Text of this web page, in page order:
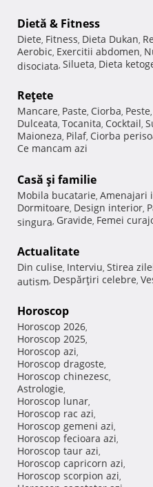
Dietă & Fitness
Diete, Fitness, Dieta Dukan,
Aerobic, Exercitii abdomen,
disociata, Silueta, Dieta
Reţete
Mancare, Paste, Ciorba, Peste,
Dulceata, Tocanita, Cocktail,
Maioneza, Pilaf, Ciorba
Ce mancam azi
Casă şi familie
Mobila bucatarie, Amenajari
Dormitoare, Design interior,
singura, Gravide, Femei
Actualitate
Din culise, Interviu, Stirea
autism, Despărţiri celebre,
Horoscop
Horoscop 2026,
Horoscop 2025,
Horoscop azi,
Horoscop dragoste,
Horoscop chinezesc,
Astrologie,
Horoscop lunar,
Horoscop rac azi,
Horoscop gemeni azi,
Horoscop fecioara azi,
Horoscop taur azi,
Horoscop capricorn azi,
Horoscop scorpion azi,